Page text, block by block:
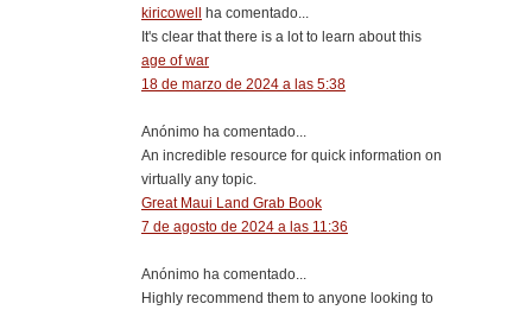
kiricowell
ha comentado...
It's clear that there is a lot to learn about this
age of war
18 de marzo de 2024 a las 5:38
Anónimo ha comentado...
An incredible resource for quick information on
virtually any topic.
Great Maui Land Grab Book
7 de agosto de 2024 a las 11:36
Anónimo ha comentado...
Highly recommend them to anyone looking to